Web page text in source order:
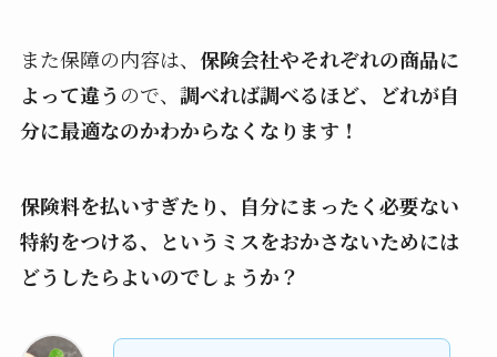
また保障の内容は、 保険会社やそれぞれの商品に
よって違う ので、 調べれば調べるほど、どれが自
分に最適なのかわからなくなります！
保険料を払いすぎたり、自分にまったく必要ない
特約をつける、というミスをおかさないためには
どうしたらよいのでしょうか？